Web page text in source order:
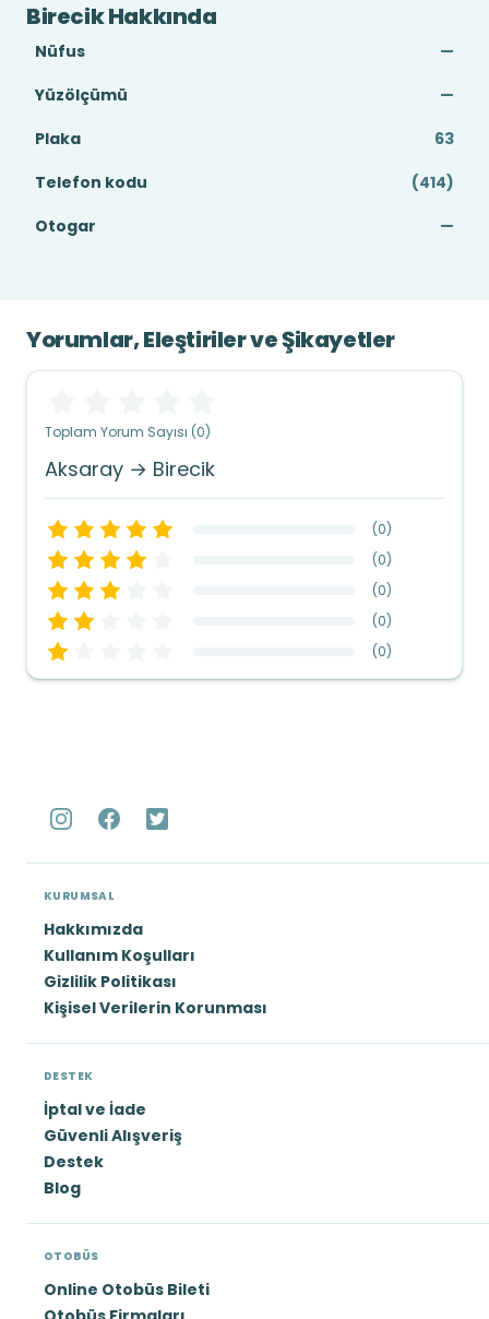
Birecik Hakkında
Nüfus
—
Yüzölçümü
—
Plaka
63
Telefon kodu
(414)
Otogar
—
Yorumlar, Eleştiriler ve Şikayetler
Toplam Yorum Sayısı (0)
Aksaray → Birecik
(0)
(0)
(0)
(0)
(0)
KURUMSAL
Hakkımızda
Kullanım Koşulları
Gizlilik Politikası
Kişisel Verilerin Korunması
DESTEK
İptal ve İade
Güvenli Alışveriş
Destek
Blog
OTOBÜS
Online Otobüs Bileti